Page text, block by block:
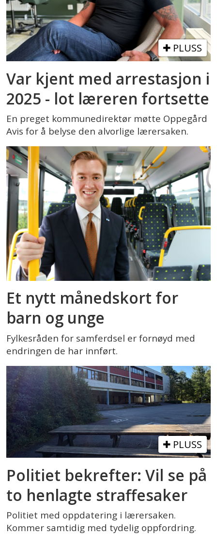
PLUSS
Var kjent med arrestasjon i
2025 - lot læreren fortsette
En preget kommunedirektør møtte Oppegård
Avis for å belyse den alvorlige lærersaken.
Et nytt månedskort for
barn og unge
Fylkesråden for samferdsel er fornøyd med
endringen de har innført.
PLUSS
Politiet bekrefter: Vil se på
to henlagte straffesaker
Politiet med oppdatering i lærersaken.
Kommer samtidig med tydelig oppfordring.